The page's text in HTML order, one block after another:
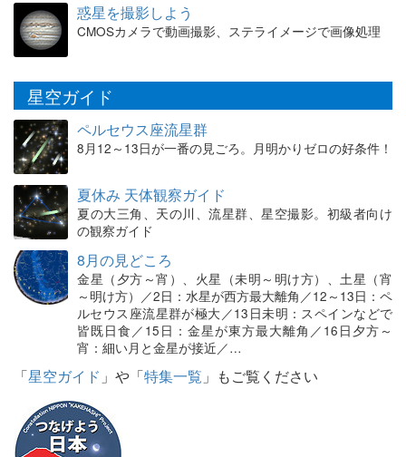
惑星を撮影しよう
CMOSカメラで動画撮影、ステライメージで画像処理
星空ガイド
ペルセウス座流星群
8月12～13日が一番の見ごろ。月明かりゼロの好条件！
夏休み 天体観察ガイド
夏の大三角、天の川、流星群、星空撮影。初級者向け
の観察ガイド
8月の見どころ
金星（夕方～宵）、火星（未明～明け方）、土星（宵
～明け方）／2日：水星が西方最大離角／12～13日：ペ
ルセウス座流星群が極大／13日未明：スペインなどで
皆既日食／15日：金星が東方最大離角／16日夕方～
宵：細い月と金星が接近／…
「星空ガイド 」や「特集一覧 」もご覧ください